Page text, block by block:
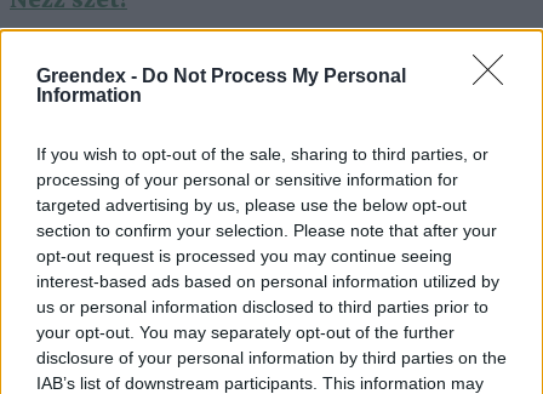
Greendex - Do Not Process My Personal
Information
If you wish to opt-out of the sale, sharing to third parties, or
processing of your personal or sensitive information for
targeted advertising by us, please use the below opt-out
section to confirm your selection. Please note that after your
opt-out request is processed you may continue seeing
interest-based ads based on personal information utilized by
us or personal information disclosed to third parties prior to
your opt-out. You may separately opt-out of the further
disclosure of your personal information by third parties on the
IAB’s list of downstream participants. This information may
A szerző további cikkei
Vitorlavirág – Így lesz gyönyörű a te
lakásodban is
ÉLŐ BOLYGÓNK 4 perc